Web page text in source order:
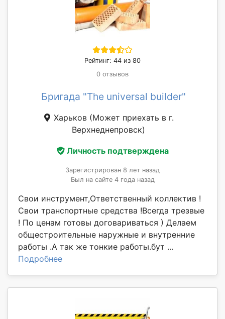
Рейтинг: 44 из 80
0 отзывов
Бригада "The universal builder"
Харьков (Может приехать в г.
Верхнеднепровск)
Личность подтверждена
Зарегистрирован 8 лет назад
Был на сайте 4 года назад
Свои инструмент,Ответственный коллектив !
Свои транспортные средства !Всегда трезвые
! По ценам готовы договариваться ) Делаем
общестроительные наружные и внутренние
работы .А так же тонкие работы.бут ...
Подробнее